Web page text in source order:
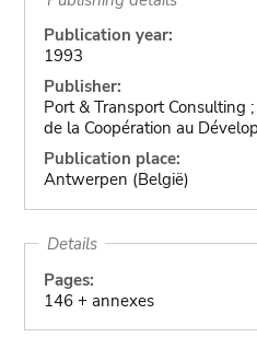
Publication year:
1993
Publisher:
Port & Transport Consulting
de la Coopération au
Publication place:
Antwerpen (België)
Details
Pages:
146 + annexes